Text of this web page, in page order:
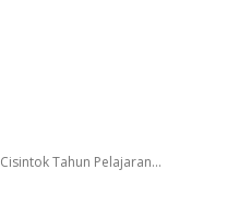
Tahun Pelajaran...